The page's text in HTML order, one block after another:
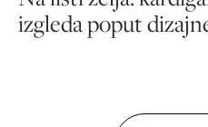
izgleda poput